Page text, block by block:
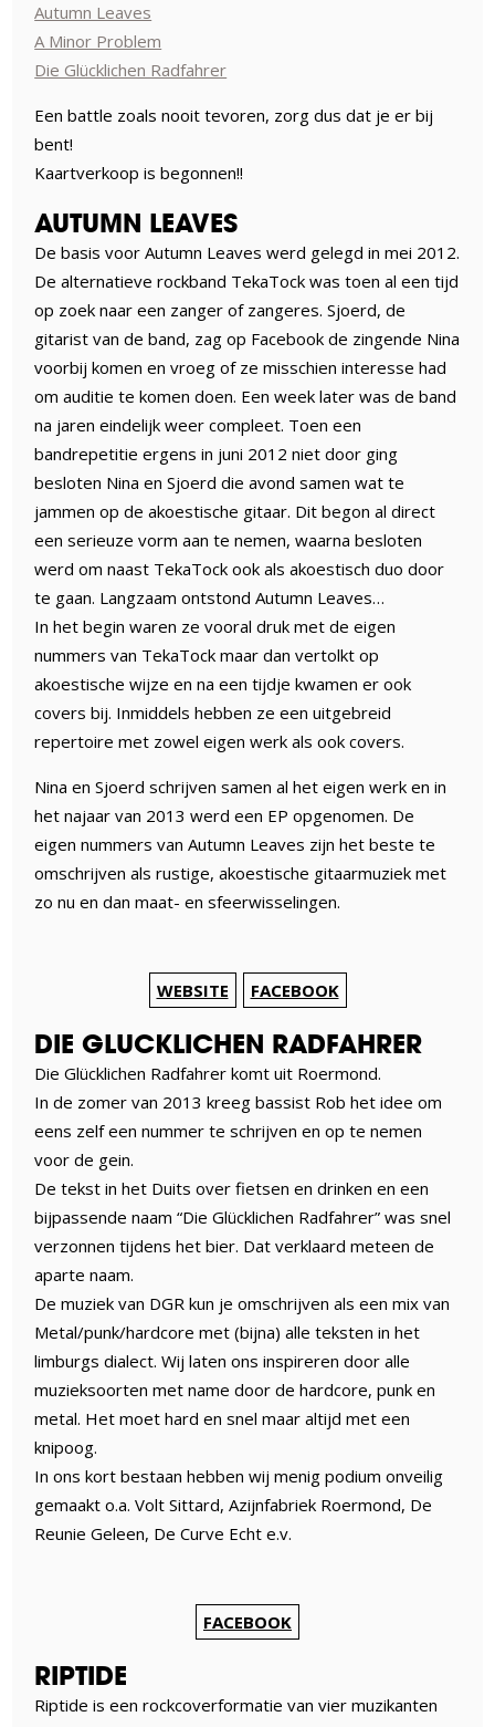
Autumn Leaves
A Minor Problem
Die Glücklichen Radfahrer
Een battle zoals nooit tevoren, zorg dus dat je er bij
bent!
Kaartverkoop is begonnen!!
AUTUMN LEAVES
De basis voor Autumn Leaves werd gelegd in mei 2012.
De alternatieve rockband TekaTock was toen al een tijd
op zoek naar een zanger of zangeres. Sjoerd, de
gitarist van de band, zag op Facebook de zingende Nina
voorbij komen en vroeg of ze misschien interesse had
om auditie te komen doen. Een week later was de band
na jaren eindelijk weer compleet. Toen een
bandrepetitie ergens in juni 2012 niet door ging
besloten Nina en Sjoerd die avond samen wat te
jammen op de akoestische gitaar. Dit begon al direct
een serieuze vorm aan te nemen, waarna besloten
werd om naast TekaTock ook als akoestisch duo door
te gaan. Langzaam ontstond Autumn Leaves…
In het begin waren ze vooral druk met de eigen
nummers van TekaTock maar dan vertolkt op
akoestische wijze en na een tijdje kwamen er ook
covers bij. Inmiddels hebben ze een uitgebreid
repertoire met zowel eigen werk als ook covers.
Nina en Sjoerd schrijven samen al het eigen werk en in
het najaar van 2013 werd een EP opgenomen. De
eigen nummers van Autumn Leaves zijn het beste te
omschrijven als rustige, akoestische gitaarmuziek met
zo nu en dan maat- en sfeerwisselingen.
WEBSITE FACEBOOK
DIE GLUCKLICHEN RADFAHRER
Die Glücklichen Radfahrer komt uit Roermond.
In de zomer van 2013 kreeg bassist Rob het idee om
eens zelf een nummer te schrijven en op te nemen
voor de gein.
De tekst in het Duits over fietsen en drinken en een
bijpassende naam “Die Glücklichen Radfahrer” was snel
verzonnen tijdens het bier. Dat verklaard meteen de
aparte naam.
De muziek van DGR kun je omschrijven als een mix van
Metal/punk/hardcore met (bijna) alle teksten in het
limburgs dialect. Wij laten ons inspireren door alle
muzieksoorten met name door de hardcore, punk en
metal. Het moet hard en snel maar altijd met een
knipoog.
In ons kort bestaan hebben wij menig podium onveilig
gemaakt o.a. Volt Sittard, Azijnfabriek Roermond, De
Reunie Geleen, De Curve Echt e.v.
FACEBOOK
RIPTIDE
Riptide is een rockcoverformatie van vier muzikanten